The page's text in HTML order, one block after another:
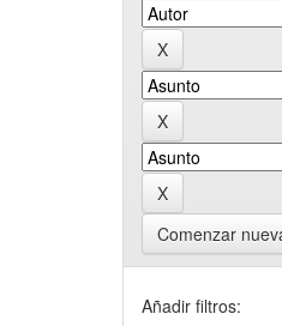
Comenzar
Añadir filtros: